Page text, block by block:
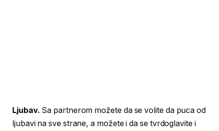
Ljubav. Sa partnerom možete da se volite da puca od
ljubavi na sve strane, a možete i da se tvrdoglavite i